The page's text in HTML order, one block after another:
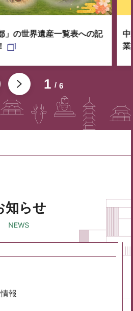
1 6
」の世界遺産一覧表への記
中
業
知らせ
報